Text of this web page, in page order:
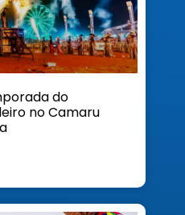
do
no Camaru